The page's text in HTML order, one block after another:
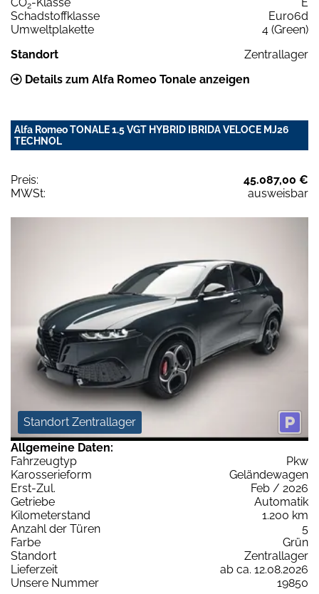
2
Schadstoffklasse
Euro6d
Umweltplakette
4 (Green)
Standort
Zentrallager
Details zum Alfa Romeo Tonale anzeigen
Alfa Romeo TONALE 1.5 VGT HYBRID IBRIDA VELOCE MJ26
TECHNOL
Preis:
45.087,00 €
MWSt:
ausweisbar
Standort Zentrallager
Allgemeine Daten:
Fahrzeugtyp
Pkw
Karosserieform
Geländewagen
Erst-Zul.
Feb / 2026
Getriebe
Automatik
Kilometerstand
1.200 km
Anzahl der Türen
5
Farbe
Grün
Standort
Zentrallager
Lieferzeit
ab ca. 12.08.2026
Unsere Nummer
19850